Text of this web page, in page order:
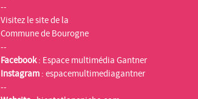
--
Visitez le site de la
Commune de Bourogne
--
Facebook: Espace multimédia Gantner
Instagram :espacemultimediagantner
--